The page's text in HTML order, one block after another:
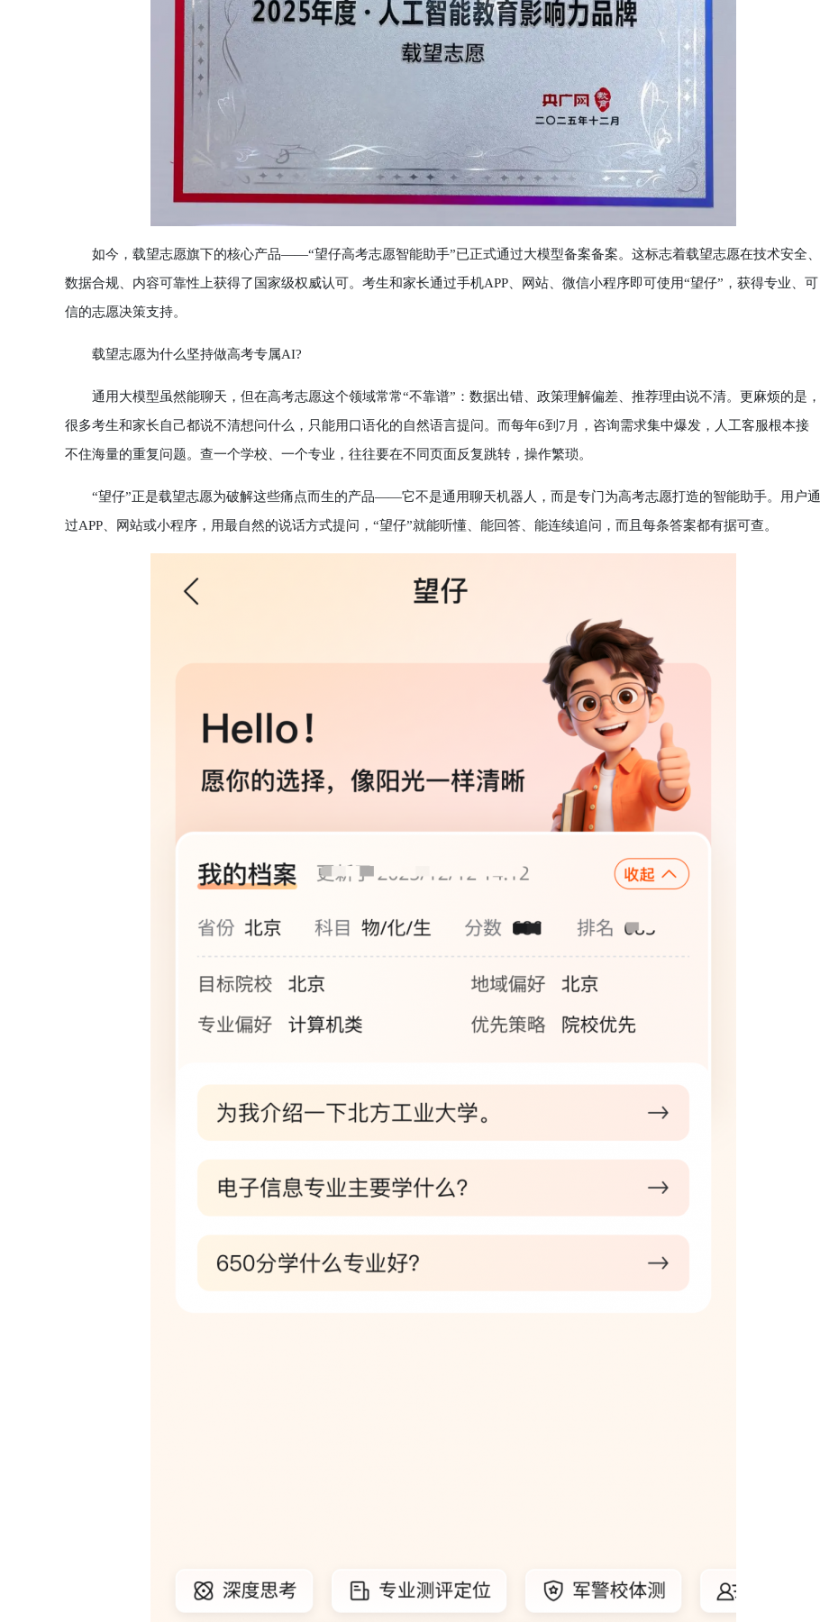
如今，载望志愿旗下的核心产品——“望仔高考志愿智能助手”已正式通过大模型备案备案。这标志着载望志愿在技术安全、
数据合规、内容可靠性上获得了国家级权威认可。考生和家长通过手机APP、网站、微信小程序即可使用“望仔”，获得专业、可
信的志愿决策支持。
载望志愿为什么坚持做高考专属AI?
通用大模型虽然能聊天，但在高考志愿这个领域常常“不靠谱”：数据出错、政策理解偏差、推荐理由说不清。更麻烦的是，
很多考生和家长自己都说不清想问什么，只能用口语化的自然语言提问。而每年6到7月，咨询需求集中爆发，人工客服根本接
不住海量的重复问题。查一个学校、一个专业，往往要在不同页面反复跳转，操作繁琐。
“望仔”正是载望志愿为破解这些痛点而生的产品——它不是通用聊天机器人，而是专门为高考志愿打造的智能助手。用户通
过APP、网站或小程序，用最自然的说话方式提问，“望仔”就能听懂、能回答、能连续追问，而且每条答案都有据可查。